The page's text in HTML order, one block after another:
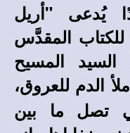
يُدعى "أريل
للكتاب المقدَّس
السيد المسيح
الدم للعروق،
تصل ما بين